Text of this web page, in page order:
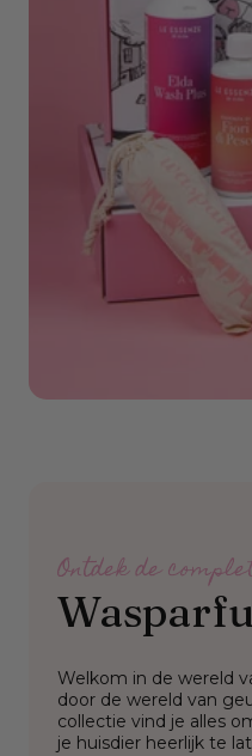
Ontdek de
Welkom in de wereld
door de wereld van
collectie vind je alles
je huisdier heerlijk te